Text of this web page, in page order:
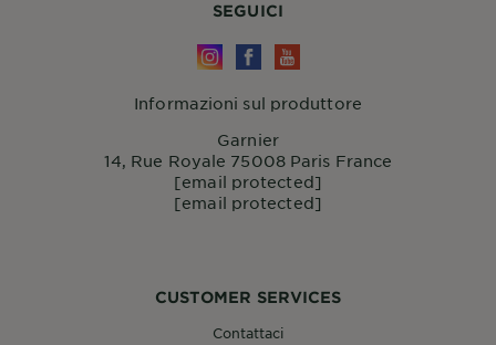
CUSTOMER SERVICES
Contattaci
SEGUICI
Informazioni sul produttore
Garnier
14, Rue Royale 75008 Paris France
[email protected]
[email protected]